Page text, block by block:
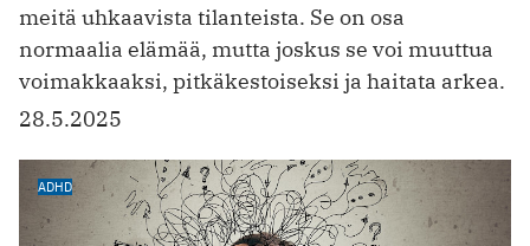
meitä uhkaavista tilanteista. Se on osa
normaalia elämää, mutta joskus se voi muuttua
voimakkaaksi, pitkäkestoiseksi ja haitata arkea.
28.5.2025
ADHD